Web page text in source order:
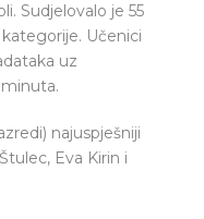
Sudjelovalo je 55
Učenici
uz
najuspješniji
Eva Kirin i